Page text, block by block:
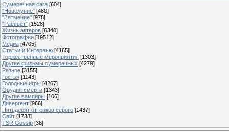
Сумеречная сага [604]
"Новолуние" [480]
"Затмение" [978]
"Рассвет" [1528]
Жизнь актеров [6340]
Фотографии [19512]
Медиа [4705]
Статьи и Интервью [4165]
Торжественные мероприятия [1303]
Другие фильмы сумеречных [4279]
Разное [3155]
Гостья [1143]
Голодные игры [4267]
Орудия смерти [1343]
Другие вампиры [106]
Дивергент [966]
Пятьдесят оттенков серого [1437]
Сайт [1738]
TSR Gossip [38]